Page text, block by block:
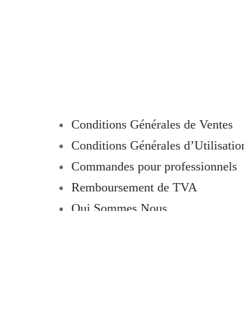
Conditions Générales de Ventes
Conditions Générales
Commandes pour professionnels
Remboursement de TVA
Qui Sommes Nous